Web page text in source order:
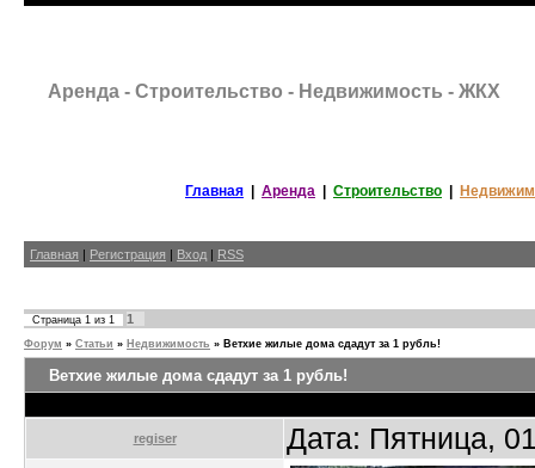
Аренда - Строительство - Недвижимость - ЖКХ
Главная Аренда Строительство
Главная Регистрация Вход RSS
Страница 1 из 1 1
Форум » Статьи » Недвижимость » Ветхие жилые дома сдадут за 1 рубль!
Ветхие жилые дома сдадут за 1 рубль!
regiser Дата: Пятница,